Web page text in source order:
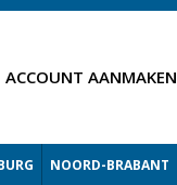
ACCOUNT AANMAKEN
NOORD-BRABANT